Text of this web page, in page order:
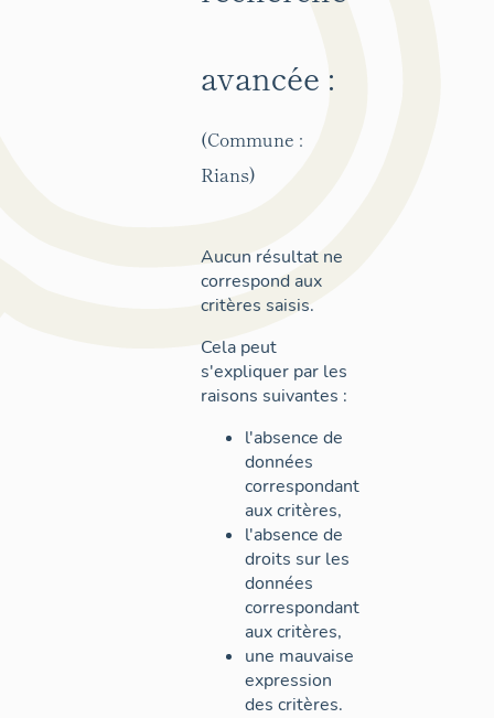
avancée :
(Commune :
Rians)
Aucun résultat ne
correspond aux
critères saisis.
Cela peut
s'expliquer par les
raisons suivantes :
l'absence de
données
correspondant
aux critères,
l'absence de
droits sur les
données
correspondant
aux critères,
une mauvaise
expression
des critères.